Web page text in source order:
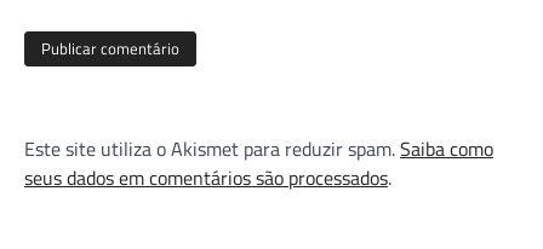
Este site utiliza o Akismet para reduzir spam.Saiba como
seus dados em comentários são processados.